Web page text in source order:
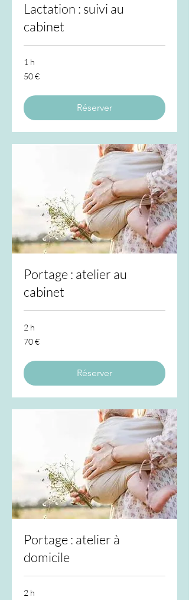
Lactation : suivi au
cabinet
1 h
50
euros
50 €
Réserver
Portage : atelier au
cabinet
2 h
70
euros
70 €
Réserver
Portage : atelier à
domicile
2 h